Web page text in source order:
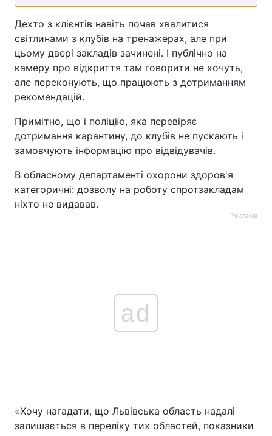
Дехто з клієнтів навіть почав хвалитися
світлинами з клубів на тренажерах, але при
цьому двері закладів зачинені. І публічно на
камеру про відкриття там говорити не хочуть,
але переконують, що працюють з дотриманням
рекомендацій.
Примітно, що і поліцію, яка перевіряє
дотримання карантину, до клубів не пускають і
замовчують інформацію про відвідувачів.
В обласному департаменті охорони здоров'я
категоричні: дозволу на роботу спротзакладам
ніхто не видавав.
Реклама
ad
«Хочу нагадати, що Львівська область надалі
залишається в переліку тих областей, показники